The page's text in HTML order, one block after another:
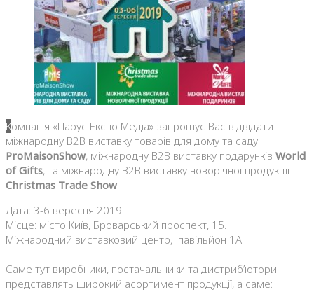
Компанія «Парус Експо Медіа» запрошує Вас відвідати
міжнародну В2В виставку товарів для дому та саду
ProMaisonShow, міжнародну В2В виставку подарунків World
of Gifts, та міжнародну В2В виставку новорічної продукції
Christmas Trade Show!
Дата: 3-6 вересня 2019
Місце: місто Київ, Броварський проспект, 15.
Міжнародний виставковий центр, павільйон 1А.
Саме тут виробники, постачальники та дистриб’ютори
представлять широкий асортимент продукції, а саме: